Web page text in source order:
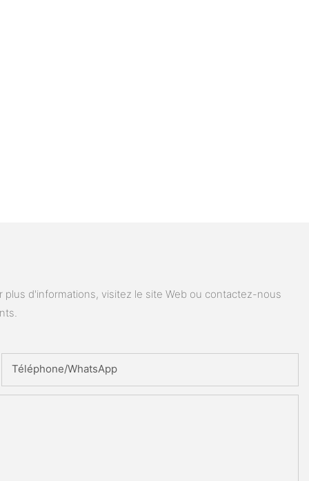
d'informations, visitez le site Web ou contactez-nous
Téléphone/WhatsApp